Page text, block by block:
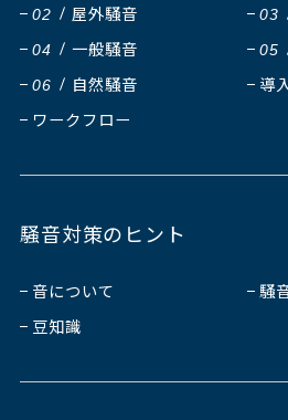
02 屋外騒音 03
04 一般騒音 05
06 自然騒音
導
ワークフロー
騒音対策のヒント
音について
騒
豆知識